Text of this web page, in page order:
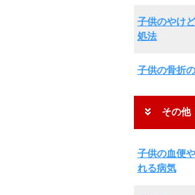
子供のやけ
処法
子供の骨折
その他
子供の血便
れる病気